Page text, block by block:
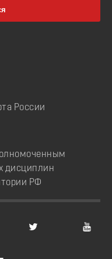
России
дисциплин
РФ